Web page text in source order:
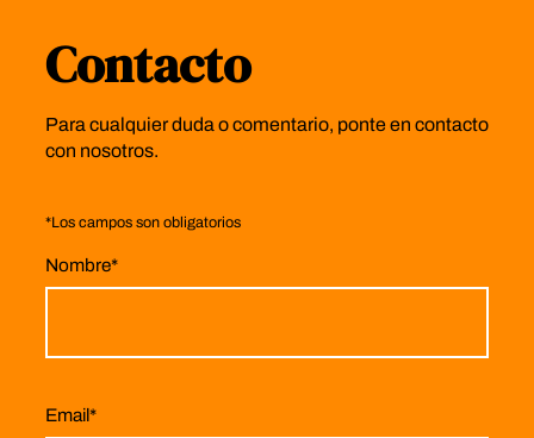
Contacto
Para cualquier duda o comentario, ponte en contacto
con nosotros.
*Los campos son obligatorios
Nombre*
Email*